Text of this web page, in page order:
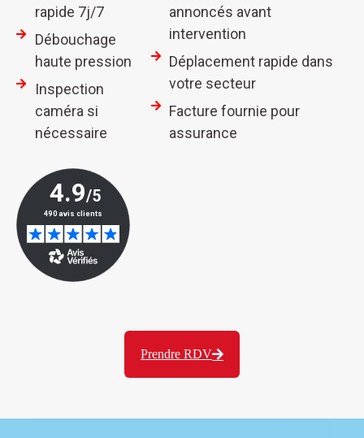
rapide 7j/7
Débouchage
haute pression
Inspection
caméra si
nécessaire
annoncés avant
intervention
Déplacement rapide dans
votre secteur
Facture fournie pour
assurance
Prendre RDV